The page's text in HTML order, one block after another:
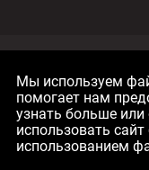
StationAlquicoche Rent a Car
Мы используем
помогает нам
узнать больше или
использовать
использованием